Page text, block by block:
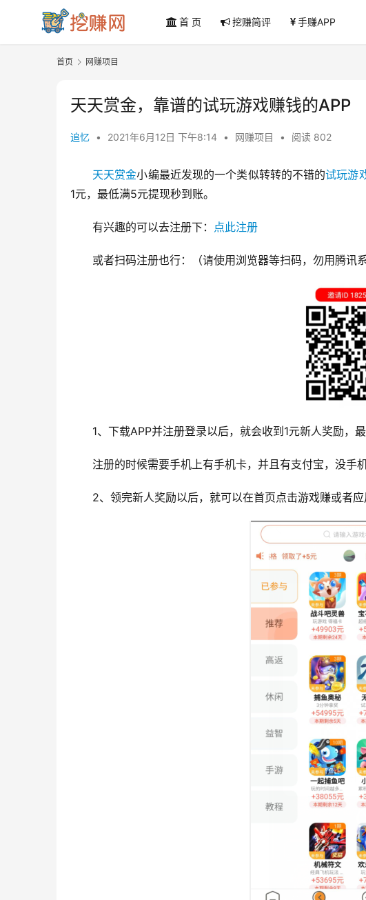
首 页 挖赚简评 手赚APP
首页 网赚项目
天天赏金，靠谱的试玩游戏赚钱的APP
追忆 • 2021年6月12日 下午8:14 • 网赚项目 • 阅读 802
天天赏金小编最近发现的一个类似转转的不错的试玩游
1元，最低满5元提现秒到账。
有兴趣的可以去注册下： 点此注册
或者扫码注册也行：（请使用浏览器等扫码，勿用腾讯系
1、下载APP并注册登录以后，就会收到1元新人奖励，
注册的时候需要手机上有手机卡，并且有支付宝，没手
2、领完新人奖励以后，就可以在首页点击游戏赚或者应